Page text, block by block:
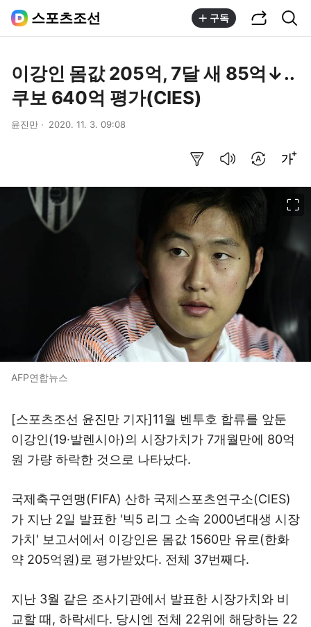
스포츠조선 구독
이강인 몸값 205억, 7달 새 85억↓..
쿠보 640억 평가(CIES)
윤진만 2020. 11. 3. 09:08
AFP연합뉴스
[스포츠조선 윤진만 기자]11월 벤투호 합류를 앞둔
이강인(19·발렌시아)의 시장가치가 7개월만에 80억
원 가량 하락한 것으로 나타났다.
국제축구연맹(FIFA) 산하 국제스포츠연구소(CIES)
가 지난 2일 발표한 '빅5 리그 소속 2000년대생 시장
가치' 보고서에서 이강인은 몸값 1560만 유로(한화
약 205억원)로 평가받았다. 전체 37번째다.
지난 3월 같은 조사기관에서 발표한 시장가치와 비
교할 때, 하락세다. 당시엔 전체 22위에 해당하는 22